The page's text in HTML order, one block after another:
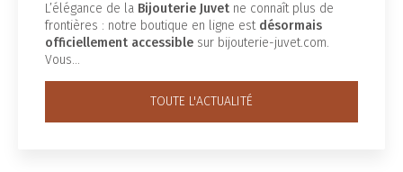
L’élégance de laBijouterie Juvetne connaît plus de
frontières : notre boutique en ligne est désormais
officiellement accessiblesur bijouterie-juvet.com.
Vous…
TOUTE L'ACTUALITÉ